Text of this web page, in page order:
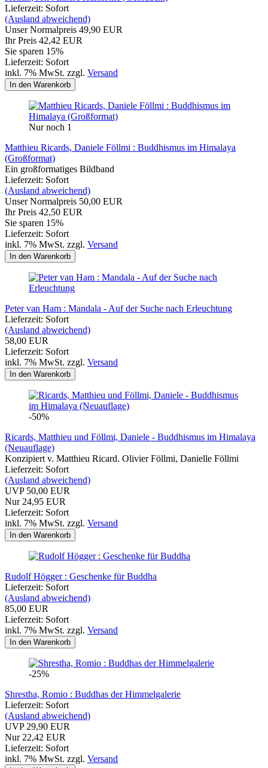
Lieferzeit: Sofort
(Ausland abweichend)
Unser Normalpreis 49,90 EUR
Ihr Preis 42,42 EUR
Sie sparen 15%
Lieferzeit: Sofort
inkl. 7% MwSt. zzgl. Versand
In den Warenkorb
Nur noch 1
Matthieu Ricards, Daniele Föllmi : Buddhismus im Himalaya
(Großformat)
Ein großformatiges Bildband
Lieferzeit: Sofort
(Ausland abweichend)
Unser Normalpreis 50,00 EUR
Ihr Preis 42,50 EUR
Sie sparen 15%
Lieferzeit: Sofort
inkl. 7% MwSt. zzgl. Versand
In den Warenkorb
Peter van Ham : Mandala - Auf der Suche nach Erleuchtung
Lieferzeit: Sofort
(Ausland abweichend)
58,00 EUR
Lieferzeit: Sofort
inkl. 7% MwSt. zzgl. Versand
In den Warenkorb
-50%
Ricards, Matthieu und Föllmi, Daniele - Buddhismus im Himalaya
(Neuauflage)
Konzipiert v. Matthieu Ricard. Olivier Föllmi, Danielle Föllmi
Lieferzeit: Sofort
(Ausland abweichend)
UVP 50,00 EUR
Nur 24,95 EUR
Lieferzeit: Sofort
inkl. 7% MwSt. zzgl. Versand
In den Warenkorb
Rudolf Högger : Geschenke für Buddha
Lieferzeit: Sofort
(Ausland abweichend)
85,00 EUR
Lieferzeit: Sofort
inkl. 7% MwSt. zzgl. Versand
In den Warenkorb
-25%
Shrestha, Romio : Buddhas der Himmelgalerie
Lieferzeit: Sofort
(Ausland abweichend)
UVP 29,90 EUR
Nur 22,42 EUR
Lieferzeit: Sofort
inkl. 7% MwSt. zzgl. Versand